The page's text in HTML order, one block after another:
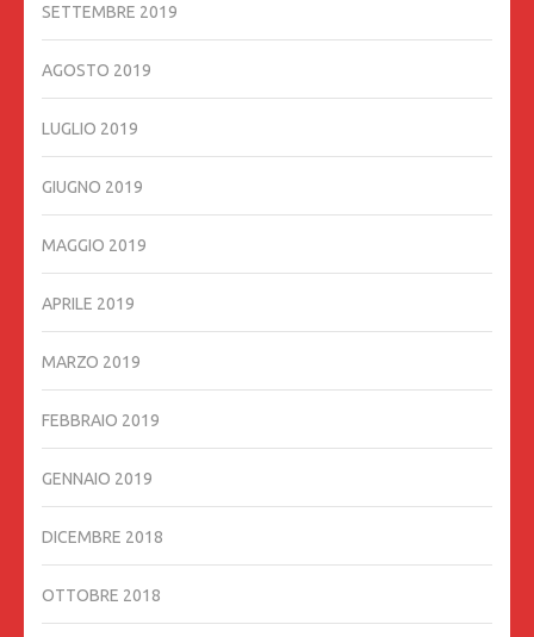
SETTEMBRE 2019
AGOSTO 2019
LUGLIO 2019
GIUGNO 2019
MAGGIO 2019
APRILE 2019
MARZO 2019
FEBBRAIO 2019
GENNAIO 2019
DICEMBRE 2018
OTTOBRE 2018